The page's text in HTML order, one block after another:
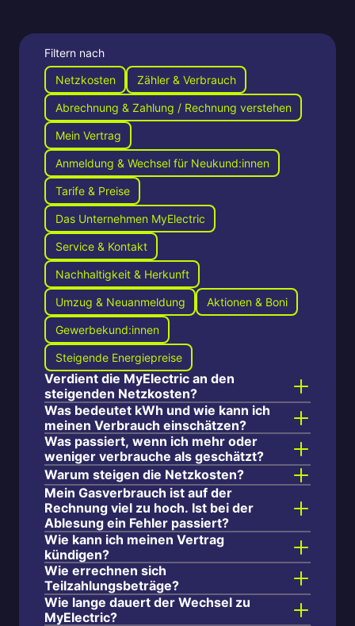
Filtern nach
Netzkosten
Zähler & Verbrauch
Abrechnung & Zahlung / Rechnung verstehen
Mein Vertrag
Anmeldung & Wechsel für Neukund:innen
Tarife & Preise
Das Unternehmen MyElectric
Service & Kontakt
Nachhaltigkeit & Herkunft
Umzug & Neuanmeldung Aktionen & Boni
Gewerbekund:innen
Steigende Energiepreise
Verdient die MyElectric an den
steigenden Netzkosten?
Was bedeutet kWh und wie kann ich
meinen Verbrauch einschätzen?
Was passiert, wenn ich mehr oder
weniger verbrauche als geschätzt?
Warum steigen die Netzkosten?
Mein Gasverbrauch ist auf der
Rechnung viel zu hoch. Ist bei der
Ablesung ein Fehler passiert?
Wie kann ich meinen Vertrag
kündigen?
Wie errechnen sich
Teilzahlungsbeträge?
Wie lange dauert der Wechsel zu
MyElectric?